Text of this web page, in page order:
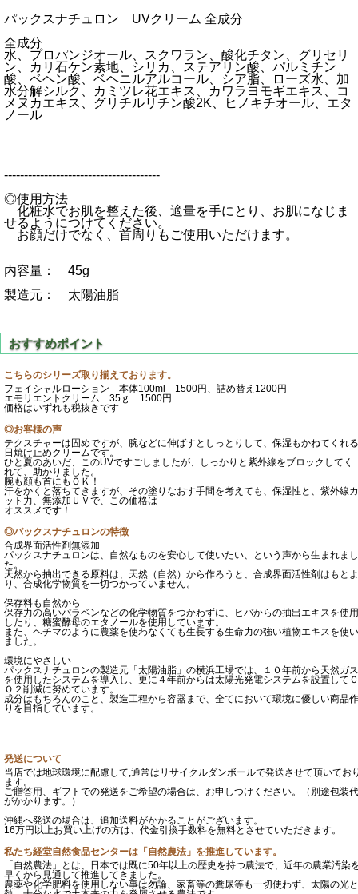
パックスナチュロン UVクリーム 全成分
全成分
水、プロパンジオール、スクワラン、酸化チタン、グリセリ
ン、カリ石ケン素地、シリカ、ステアリン酸、パルミチン
酸、ベヘン酸、ベヘニルアルコール、シア脂、ローズ水、加
水分解シルク、カミツレ花エキス、カワラヨモギエキス、コ
メヌカエキス、グリチルリチン酸2K、ヒノキチオール、エタ
ノール
---------------------------------------
◎使用方法
化粧水でお肌を整えた後、適量を手にとり、お肌になじま
せるようにつけてください。
お顔だけでなく、首周りもご使用いただけます。
内容量： 45g
製造元： 太陽油脂
こちらのシリーズ取り揃えております。
フェイシャルローション 本体100ml 1500円、詰め替え1200円
エモリエントクリーム 35ｇ 1500円
価格はいずれも税抜きです
◎お客様の声
テクスチャーは固めですが、腕などに伸ばすとしっとりして、保湿もかねてくれる
日焼け止めクリームです。
ひと夏のあいだ、このUVですごしましたが、しっかりと紫外線をブロックしてく
れて、助かりました。
腕も顔も首にもＯＫ！
汗をかくと落ちてきますが、その塗りなおす手間を考えても、保湿性と、紫外線カ
ット力、無添加ＵＶで、この価格は
オススメです！
◎パックスナチュロンの特徴
合成界面活性剤無添加
パックスナチュロンは、自然なものを安心して使いたい、という声から生まれまし
た。
天然から抽出できる原料は、天然（自然）から作ろうと、合成界面活性剤はもとよ
り、合成化学物質を一切つかっていません。
保存料も自然から
保存力の高いパラベンなどの化学物質をつかわずに、ヒバからの抽出エキスを使用
したり、糖蜜酵母のエタノールを使用しています。
また、ヘチマのように農薬を使わなくても生長する生命力の強い植物エキスを使い
ました。
環境にやさしい
パックスナチュロンの製造元「太陽油脂」の横浜工場では、１０年前から天然ガス
を使用したシステムを導入し、更に４年前からは太陽光発電システムを設置してＣ
Ｏ２削減に努めています。
成分はもちろんのこと、製造工程から容器まで、全てにおいて環境に優しい商品作
りを目指しています。
発送について
当店では地球環境に配慮して,通常はリサイクルダンボールで発送させて頂いてお
ます。
ご贈答用、ギフトでの発送をご希望の場合は、お申しつけください。（別途包装代
がかかります。）
沖縄へ発送の場合は、追加送料がかかることがございます。
16万円以上お買い上げの方は、代金引換手数料を無料とさせていただきます。
私たち経堂自然食品センターは「自然農法」を推進しています。
「自然農法」とは、日本では既に50年以上の歴史を持つ農法で、近年の農業汚染
早くから見通して推進してきました。
農薬や化学肥料を使用しない事は勿論、家畜等の糞尿等も一切使わず、太陽の光と